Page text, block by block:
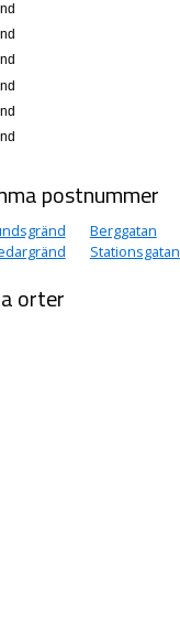
postnummer
Berggatan
Stationsgatan
orter